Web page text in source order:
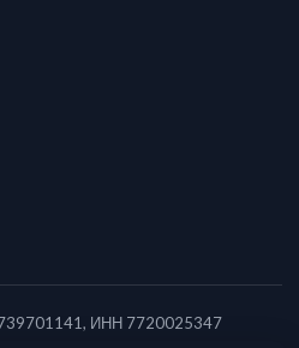
ИНН 7720025347